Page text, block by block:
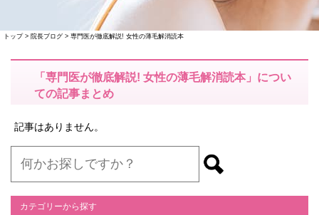
トップ > 院長ブログ > 専門医が徹底解説! 女性の薄毛解消読本
「専門医が徹底解説! 女性の薄毛解消読本」につい
ての記事まとめ
記事はありません。
カテゴリーから探す